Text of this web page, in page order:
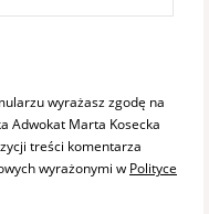
wyrażasz zgodę na
Adwokat Marta Kosecka
treści komentarza
wyrażonymi w Polityce